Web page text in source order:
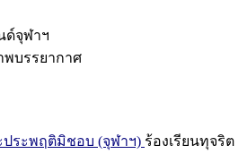
ด์จุฬาฯ
พบรรยากาศ
ประพฤติมิชอบ (จุฬาฯ) ร้องเรียนทุจริต